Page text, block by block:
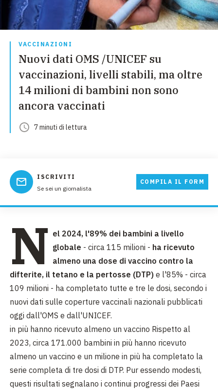
VACCINAZIONI
Nuovi dati OMS /UNICEF su
vaccinazioni, livelli stabili, ma oltre
14 milioni di bambini non sono
ancora vaccinati
7minuti di lettura
ISCRIVITI
Se sei un giornalista
COMPILA IL FORM
N el 2024, l'89% dei bambini a livello
globale - circa 115 milioni - ha ricevuto
almeno una dose di vaccino contro la
difterite, il tetano e la pertosse (DTP) e l'85% - circa
109 milioni - ha completato tutte e tre le dosi, secondo i
nuovi dati sulle coperture vaccinali nazionali pubblicati
oggi dall'OMS e dall'UNICEF.
in più hanno ricevuto almeno un vaccino Rispetto al
2023, circa 171.000 bambini in più hanno ricevuto
almeno un vaccino e un milione in più ha completato la
serie completa di tre dosi di DTP. Pur essendo modesti,
questi risultati segnalano i continui progressi dei Paesi